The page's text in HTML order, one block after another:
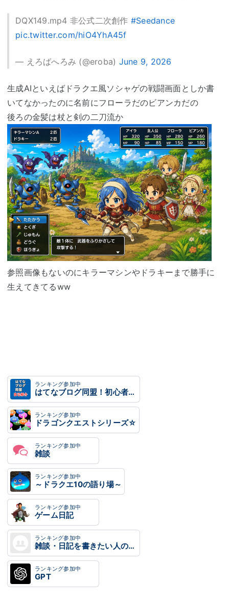
DQX149.mp4 非公式二次創作 #Seedance
pic.twitter.com/hiO4YhA45f
— えろばへろみ (@eroba) June 9, 2026
生成AIといえばドラクエ風ソシャゲの戦闘画面としか書
いてなかったのに名前にフローラだのビアンカだの
後ろの金髪は杖と剣の二刀流か
参照画像もないのにキラーマシンやドラキーまで勝手に
生えてきてるww
ランキング参加中
はてなブログ同盟！初心者歓迎・なんでもOK！日記・雑記10・20・30・40・50・60代
ランキング参加中
ドラゴンクエストシリーズ☆
ランキング参加中
雑談
ランキング参加中
～ドラクエ10の語り場～
ランキング参加中
ゲーム日記
ランキング参加中
雑談・日記を書きたい人のグループ
ランキング参加中
GPT